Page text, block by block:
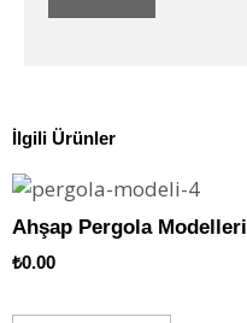
İlgili Ürünler
Ahşap Pergola Modelleri
₺0.00